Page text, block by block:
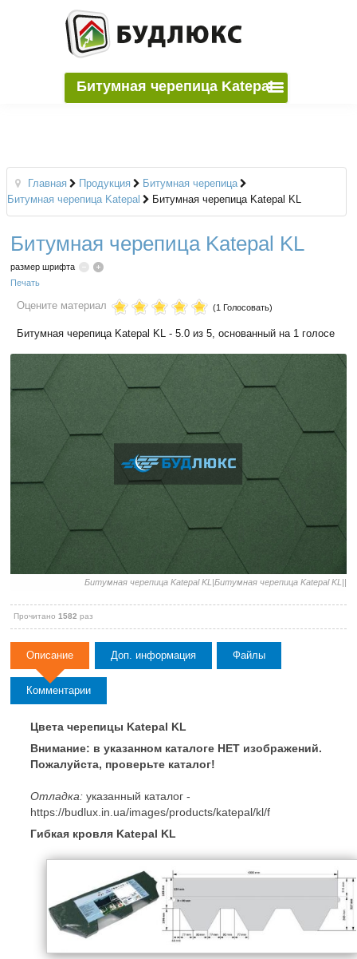
Битумная черепица Katepal
Главная Продукция
Битумная черепица
Битумная черепица Katepal
Битумная черепица Katepal KL
Битумная черепица Katepal KL
размер шрифта
Печать
Оцените материал (1 Голосовать)
Битумная черепица Katepal KL - 5.0 из 5, основанный на 1 голосе
Битумная черепица Katepal KL|Битумная черепица Katepal KL||
Прочитано 1582 раз
Описание Доп. информация Файлы
Комментарии
Цвета черепицы Katepal KL
Внимание: в указанном каталоге НЕТ изображений.
Пожалуйста, проверьте каталог!
Отладка: указанный каталог -
https://budlux.in.ua/images/products/katepal/kl/f
Гибкая кровля Katepal KL